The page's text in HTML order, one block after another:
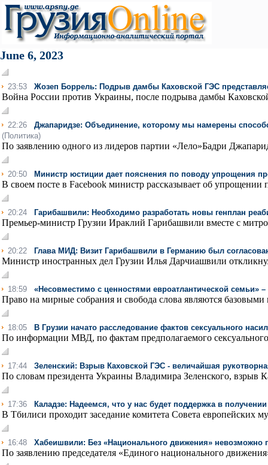
June 6, 2023
23:53 Жозеп Боррель: Подрыв дамбы Каховской ГЭС
Война России против Украины, после подрыва дамбы
22:26 Джапаридзе: Объединение, которому мы намерены
(Политика)
По заявлению одного из лидеров партии «Лело»Бадри
20:50 Министр юстиции дает пояснения по поводу упрощения
В своем посте в Facebook министр рассказывает об упрощении
20:24 Гарибашвили: Необходимо разработать новы генплан
Премьер-министр Грузии Ираклий Гарибашвили вместе с
20:22 Глава МИД: Визит Гарибашвили в Германию был
Министр иностранных дел Грузии Илья Дарчиашвили
18:59 «Несовместимо с ценностями евроатлантической семьи»
Право на мирные собрания и свобода слова являются
18:05 В Грузии начато расследование фактов сексуального
По информации МВД, по фактам предполагаемого
17:44 Зеленский: Взрыв Каховской ГЭС - величайшая
По словам президента Украины Владимира Зеленского, взрыв
17:36 Каладзе: Надеемся, что у нас будет поддержка в получении
В Тбилиси проходит заседание комитета Совета европейских
16:48 Хабеишвили: Без «Национального движения» невозможно
По заявлению председателя «Единого национального